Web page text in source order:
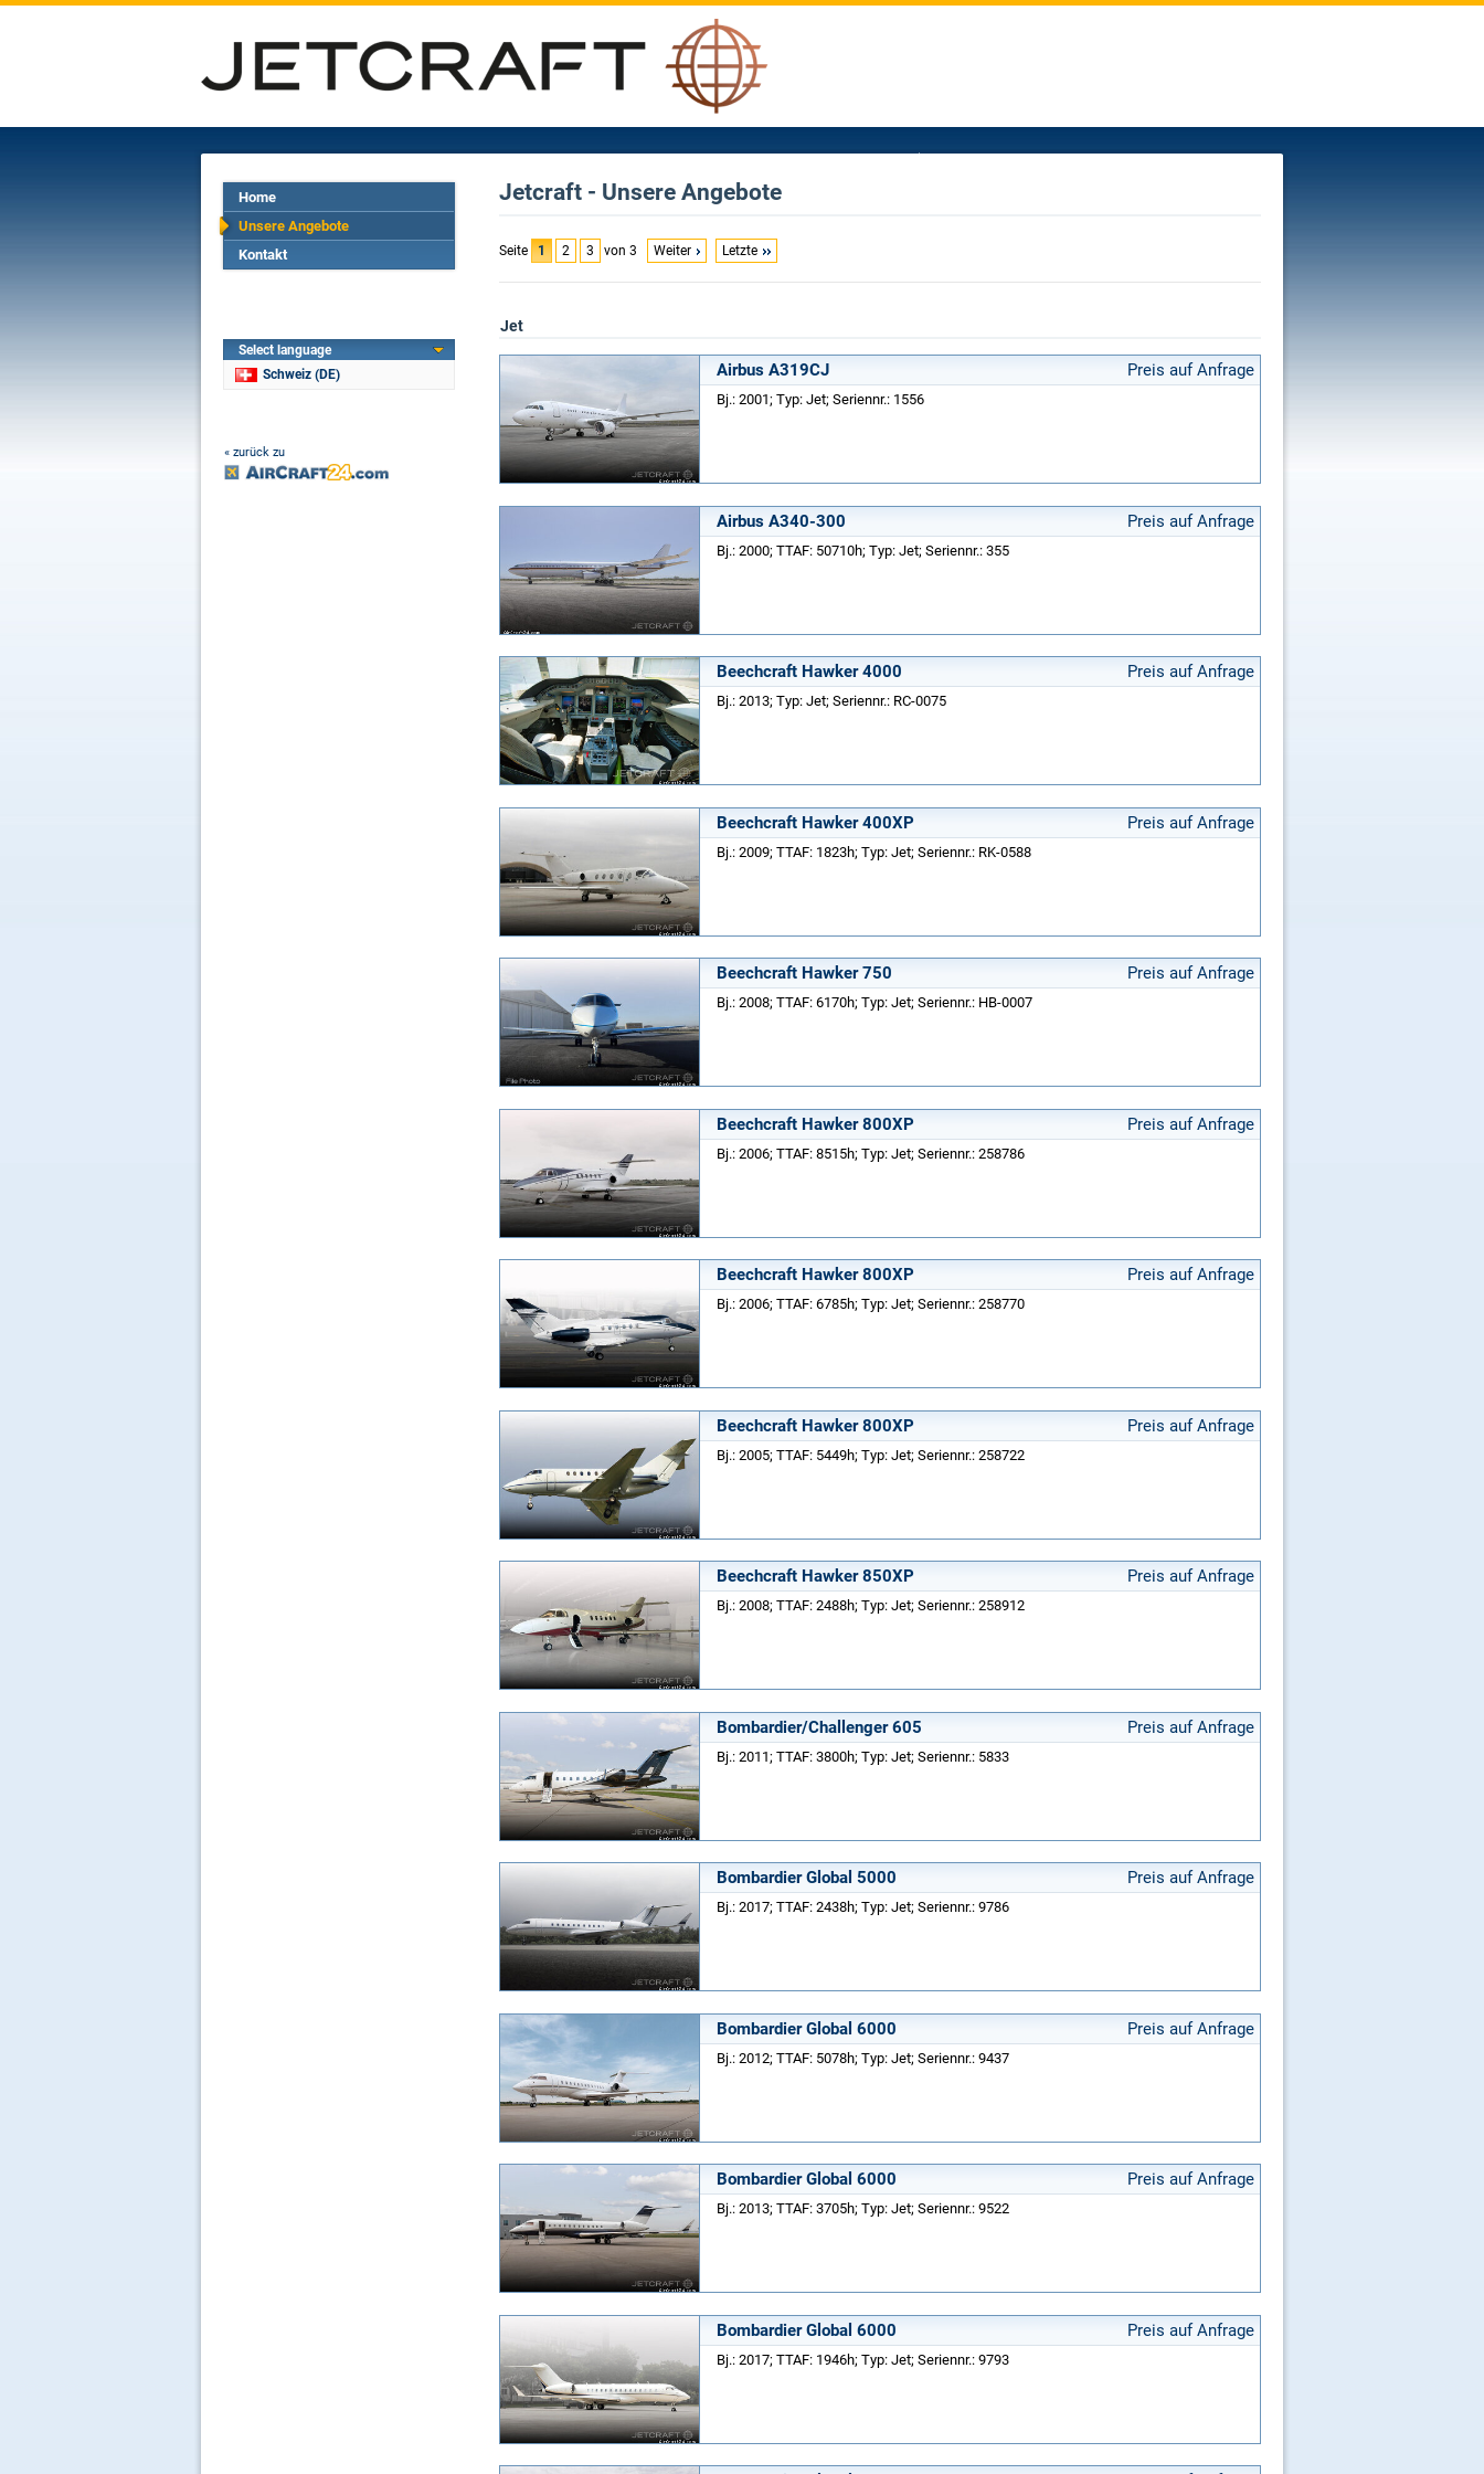
Home
Unsere Angebote
Kontakt
Select language
Schweiz (DE)
« zurück zu
Jetcraft - Unsere Angebote
Seite 1 2 3 von 3 Weiter Letzte
Jet
Airbus A319CJ Preis auf Anfrage
Bj.: 2001; Typ: Jet; Seriennr.: 1556
Airbus A340-300 Preis auf Anfrage
Bj.: 2000; TTAF: 50710h; Typ: Jet; Seriennr.: 355
Beechcraft Hawker 4000 Preis auf Anfrage
Bj.: 2013; Typ: Jet; Seriennr.: RC-0075
Beechcraft Hawker 400XP Preis auf Anfrage
Bj.: 2009; TTAF: 1823h; Typ: Jet; Seriennr.: RK-0588
Beechcraft Hawker 750 Preis auf Anfrage
Bj.: 2008; TTAF: 6170h; Typ: Jet; Seriennr.: HB-0007
Beechcraft Hawker 800XP Preis auf Anfrage
Bj.: 2006; TTAF: 8515h; Typ: Jet; Seriennr.: 258786
Beechcraft Hawker 800XP Preis auf Anfrage
Bj.: 2006; TTAF: 6785h; Typ: Jet; Seriennr.: 258770
Beechcraft Hawker 800XP Preis auf Anfrage
Bj.: 2005; TTAF: 5449h; Typ: Jet; Seriennr.: 258722
Beechcraft Hawker 850XP Preis auf Anfrage
Bj.: 2008; TTAF: 2488h; Typ: Jet; Seriennr.: 258912
Bombardier/Challenger 605 Preis auf Anfrage
Bj.: 2011; TTAF: 3800h; Typ: Jet; Seriennr.: 5833
Bombardier Global 5000 Preis auf Anfrage
Bj.: 2017; TTAF: 2438h; Typ: Jet; Seriennr.: 9786
Bombardier Global 6000 Preis auf Anfrage
Bj.: 2012; TTAF: 5078h; Typ: Jet; Seriennr.: 9437
Bombardier Global 6000 Preis auf Anfrage
Bj.: 2013; TTAF: 3705h; Typ: Jet; Seriennr.: 9522
Bombardier Global 6000 Preis auf Anfrage
Bj.: 2017; TTAF: 1946h; Typ: Jet; Seriennr.: 9793